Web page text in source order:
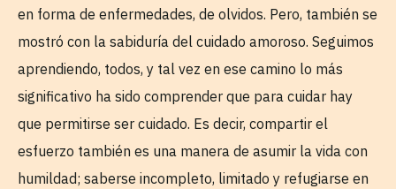
en forma de enfermedades, de olvidos. Pero, también se
mostró con la sabiduría del cuidado amoroso. Seguimos
aprendiendo, todos, y tal vez en ese camino lo más
significativo ha sido comprender que para cuidar hay
que permitirse ser cuidado. Es decir, compartir el
esfuerzo también es una manera de asumir la vida con
humildad; saberse incompleto, limitado y refugiarse en